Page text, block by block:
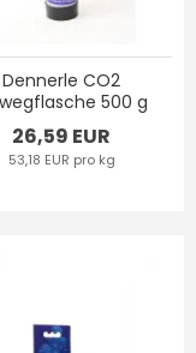
Dennerle CO2
500 g
26,59 EUR
53,18 EUR pro kg